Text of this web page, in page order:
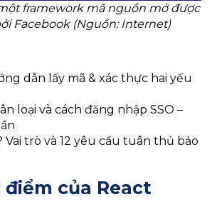
framework mã nguồn mở được
Facebook (Nguồn: Internet)
dẫn lấy mã & xác thực hai yếu
loại và cách đăng nhập SSO –
Vai trò và 12 yêu cầu tuân thủ bảo
điểm của React